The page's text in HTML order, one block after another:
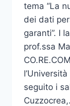
tema “La
dei dati
garanti”. I
prof.ssa
seguito i